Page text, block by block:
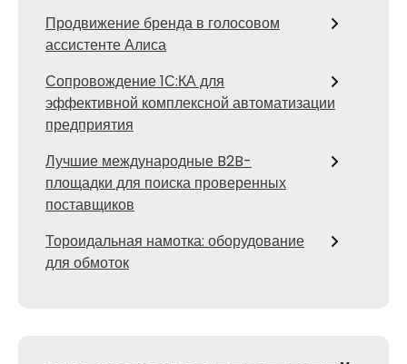
Продвижение бренда в голосовом
ассистенте Алиса
Сопровождение 1С:КА для
эффективной комплексной автоматизации
предприятия
Лучшие международные B2B-
площадки для поиска проверенных
поставщиков
Тороидальная намотка: оборудование
для обмоток